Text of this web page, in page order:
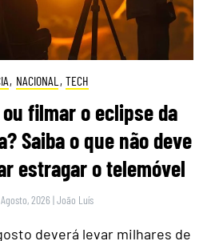
, NACIONAL , TECH
filmar o eclipse da
Saiba o que não deve
estragar o telemóvel
2026 |João Luís
deverá levar milhares de